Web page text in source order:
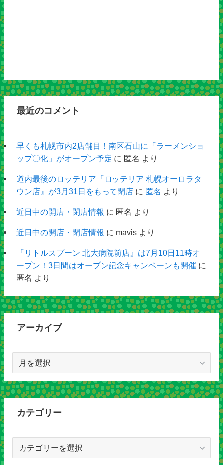
最近のコメント
早くも札幌市内2店舗目！南区石山に「ラーメンショ
ップ〇化」がオープン予定 に 匿名 より
道内最後のロッテリア『ロッテリア 札幌オーロラタ
ウン店』が3月31日をもって閉店に 匿名 より
近日中の開店・閉店情報 に 匿名 より
近日中の開店・閉店情報 に mavisより
『リトルスプーン 北大病院前店』は7月10日11時オ
ープン！3日間はオープン記念キャンペーンも開催 に
匿名 より
アーカイブ
カ
イ
カテゴリー